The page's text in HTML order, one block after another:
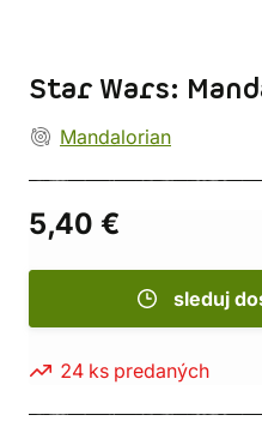
Star Wars:
Mandalorian
5,40 €
sleduj
24 ks predaných